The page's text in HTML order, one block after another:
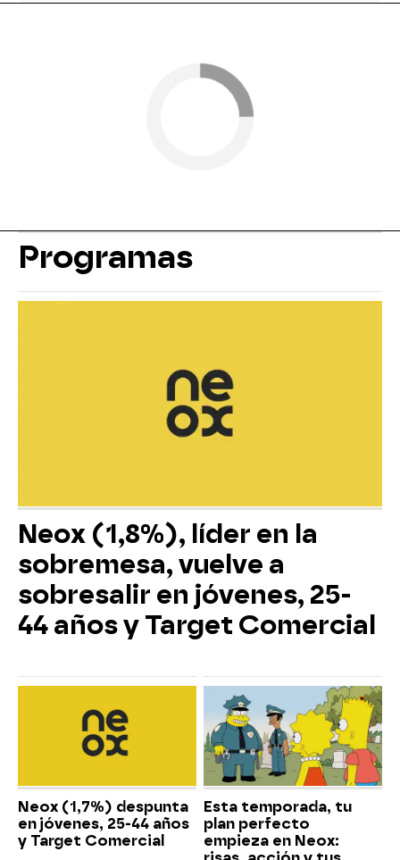
Programas
Neox (1,8%), líder en la
sobremesa, vuelve a
sobresalir en jóvenes, 25-
44 años y Target Comercial
Neox (1,7%) despunta
en jóvenes, 25-44 años
y Target Comercial
Esta temporada, tu
plan perfecto
empieza en Neox: